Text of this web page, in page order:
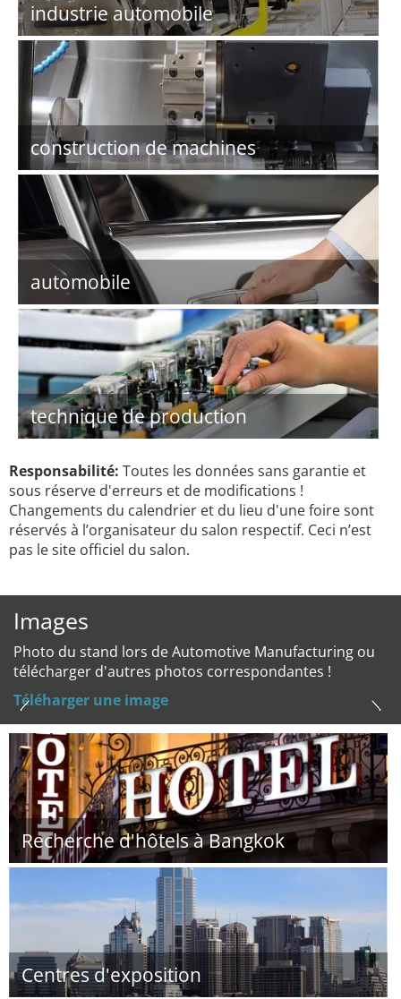
industrie automobile
construction de machines
automobile
technique de production
Responsabilité: Toutes les données sans garantie et
sous réserve d'erreurs et de modifications !
Changements du calendrier et du lieu d'une foire sont
réservés à l’organisateur du salon respectif. Ceci n’est
pas le site officiel du salon.
Images
Photo du stand lors de Automotive Manufacturing ou
télécharger d'autres photos correspondantes !
Téléharger une image
Recherche d'hôtels à Bangkok
Centres d'exposition